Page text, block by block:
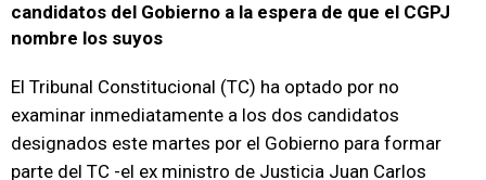
candidatos del Gobierno a la espera de que el CGPJ
nombre los suyos
El Tribunal Constitucional (TC) ha optado por no
examinar inmediatamente a los dos candidatos
designados este martes por el Gobierno para formar
parte del TC -el ex ministro de Justicia Juan Carlos